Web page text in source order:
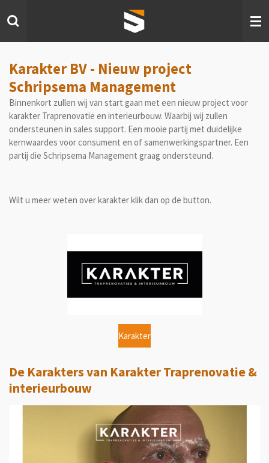
direct
hoofdinhoud
Karakter BV - Nieuw project
Schripsema Management
Binnenkort zullen wij van start gaan met een nieuw project voor
karakter Traprenovatie en interieurbouw. Waarbij wij zullen
ondersteunen in sales support. Een mooie partij met duidelijke
kernwaardes voor consument en of samenwerkingspartner. Een
partij die Schripsema Management graag ondersteund.
Wilt u meer weten over karakter klik dan op de button.
Karakter
De Karakters van Karakter Traprenovatie &
interieurbouw